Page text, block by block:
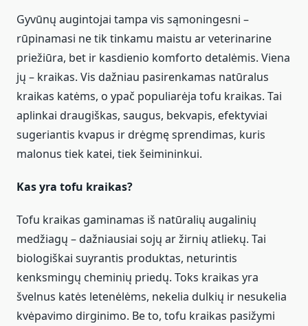
Gyvūnų augintojai tampa vis sąmoningesni –
rūpinamasi ne tik tinkamu maistu ar veterinarine
priežiūra, bet ir kasdienio komforto detalėmis. Viena
jų – kraikas. Vis dažniau pasirenkamas natūralus
kraikas katėms, o ypač populiarėja tofu kraikas. Tai
aplinkai draugiškas, saugus, bekvapis, efektyviai
sugeriantis kvapus ir drėgmę sprendimas, kuris
malonus tiek katei, tiek šeimininkui.
Kas yra tofu kraikas?
Tofu kraikas gaminamas iš natūralių augalinių
medžiagų – dažniausiai sojų ar žirnių atliekų. Tai
biologiškai suyrantis produktas, neturintis
kenksmingų cheminių priedų. Toks kraikas yra
švelnus katės letenėlėms, nekelia dulkių ir nesukelia
kvėpavimo dirginimo. Be to, tofu kraikas pasižymi